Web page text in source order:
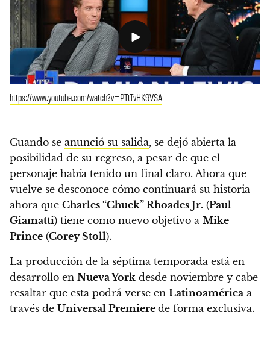
https://www.youtube.com/watch?v=PTtTvHK9VSA
Cuando se anunció su salida, se dejó abierta la
posibilidad de su regreso, a pesar de que el
personaje había tenido un final claro. Ahora que
vuelve se desconoce cómo continuará su historia
ahora que Charles “Chuck” Rhoades Jr. (Paul
Giamatti) tiene como nuevo objetivo a Mike
Prince (Corey Stoll).
La producción de la séptima temporada está en
desarrollo en Nueva York desde noviembre y cabe
resaltar que esta podrá verse en Latinoamérica a
través de Universal Premiere de forma exclusiva.